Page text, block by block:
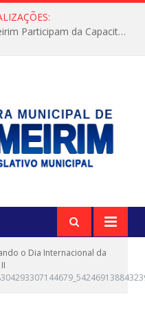
Servidores e Vereadores de Almeirim Participam da Capacitação “Orientar é a Nossa Missão”
o Dia Internacional da